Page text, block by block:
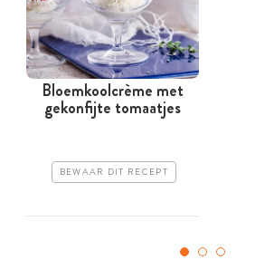
Bloemkoolcrème met
gekonfijte tomaatjes
BEWAAR DIT RECEPT